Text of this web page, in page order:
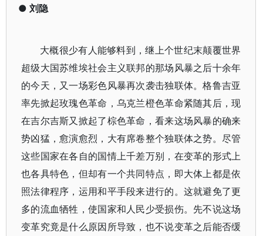
● 刘隐
大概很少有人能够料到，继上个世纪末颠覆世界
超级大国苏维埃社会主义联邦的那场风暴之后十余年
的今天，又一场彩色风暴再次袭击独联体。格鲁吉亚
率先掀起玫瑰色革命，乌克兰橙色革命紧随其后，现
在吉尔吉斯又掀起了棕色革命，看来这场风暴的确来
势凶猛，愈演愈烈，大有席卷整个独联体之势。尽管
这些国家在各自的国情上千差万别，在变革的形式上
也各具特色，但却有一个共同特点，即大体上都是依
照法律程序，运用和平手段来进行的。这就避免了更
多的流血牺牲，使国家和人民少受损伤。先不说这场
变革究竟是什么原因所导致，也不说变革之后能否缓